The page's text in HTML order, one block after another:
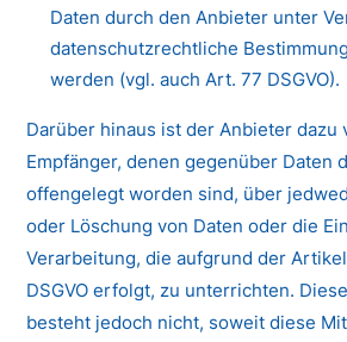
Daten durch den Anbieter unter
datenschutzrechtliche
werden (vgl. auch Art. 77 DSGVO).
Darüber hinaus ist der Anbieter dazu
Empfänger, denen gegenüber Daten
offengelegt worden sind, über
oder Löschung von Daten oder die
Verarbeitung, die aufgrund der Artikel
DSGVO erfolgt, zu unterrichten.
besteht jedoch nicht, soweit diese